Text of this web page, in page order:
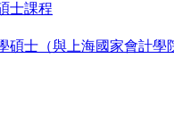
士課程
碩士（與上海國家會計學